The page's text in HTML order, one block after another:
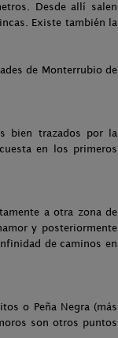
Desde allí salen
Existe también la
de Monterrubio de
bien trazados por la
en los primeros
a otra zona de
y posteriormente
de caminos en
o Peña Negra (más
son otros puntos